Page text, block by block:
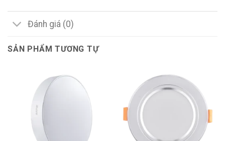
Đánh giá (0)
SẢN PHẨM TƯƠNG TỰ